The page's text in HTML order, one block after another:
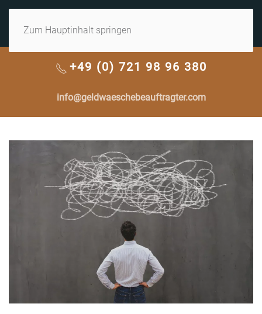
Zum Hauptinhalt springen
+49 (0) 721 98 96 380
info@geldwaeschebeauftragter.com